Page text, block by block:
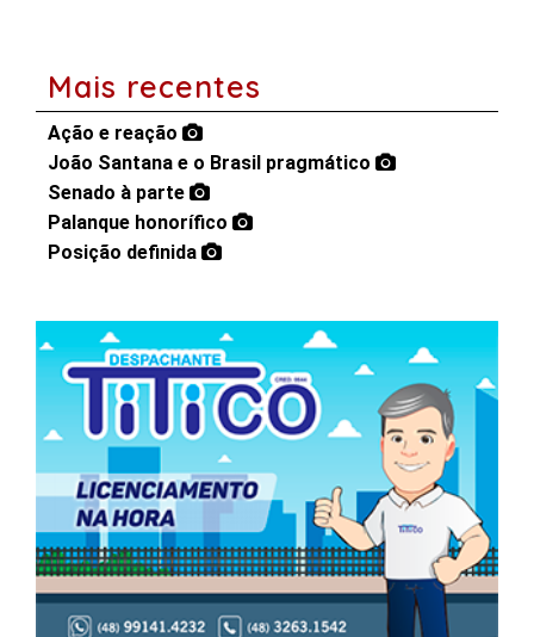
Mais recentes
Ação e reação
João Santana e o Brasil pragmático
Senado à parte
Palanque honorífico
Posição definida